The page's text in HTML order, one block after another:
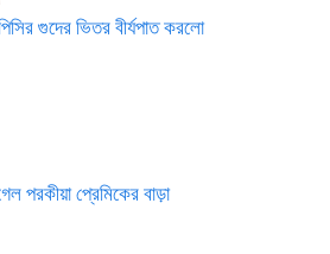
গুদের ভিতর বীর্যপাত করলো
পরকীয়া প্রেমিকের বাড়া